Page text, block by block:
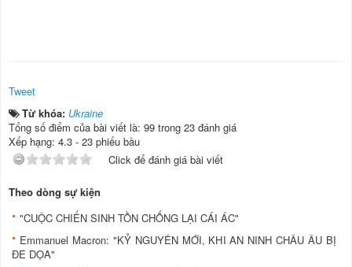
Tweet
Từ khóa: Ukraine
Tổng số điểm của bài viết là: 99 trong 23 đánh giá
Xếp hạng: 4.3 - 23 phiếu bầu
Click để đánh giá bài viết
Theo dòng sự kiện
"CUỘC CHIẾN SINH TỒN CHỐNG LẠI CÁI ÁC"
Emmanuel Macron: "KỶ NGUYÊN MỚI, KHI AN NINH CHÂU ÂU BỊ
ĐE DỌA"